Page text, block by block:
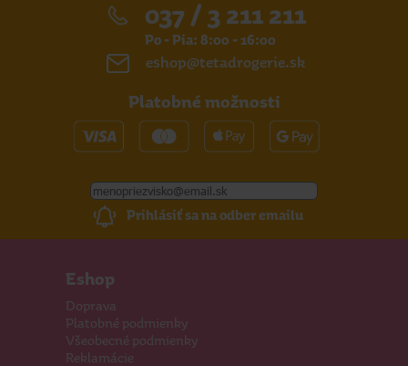
037 / 3 211 211
Po - Pia: 8:00 - 16:00
eshop@tetadrogerie.sk
Platobné možnosti
Prihlásiť sa na odber emailu
Eshop
Doprava
Platobné podmienky
Všeobecné podmienky
Reklamácie